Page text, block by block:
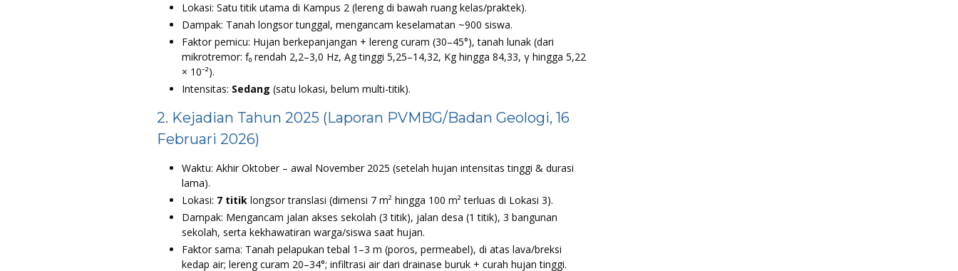
Lokasi: Satu titik utama di Kampus 2 (lereng di bawah ruang kelas/praktek).
Dampak: Tanah longsor tunggal, mengancam keselamatan ~900 siswa.
Faktor pemicu: Hujan berkepanjangan + lereng curam (30–45°), tanah lunak (dari
mikrotremor: f₀ rendah 2,2–3,0 Hz, Ag tinggi 5,25–14,32, Kg hingga 84,33, γ hingga 5,22
× 10⁻²).
Intensitas: Sedang (satu lokasi, belum multi-titik).
2. Kejadian Tahun 2025 (Laporan PVMBG/Badan Geologi, 16
Februari 2026)
Waktu: Akhir Oktober – awal November 2025 (setelah hujan intensitas tinggi & durasi
lama).
Lokasi: 7 titik longsor translasi (dimensi 7 m² hingga 100 m² terluas di Lokasi 3).
Dampak: Mengancam jalan akses sekolah (3 titik), jalan desa (1 titik), 3 bangunan
sekolah, serta kekhawatiran warga/siswa saat hujan.
Faktor sama: Tanah pelapukan tebal 1–3 m (poros, permeabel), di atas lava/breksi
kedap air; lereng curam 20–34°; infiltrasi air dari drainase buruk + curah hujan tinggi.